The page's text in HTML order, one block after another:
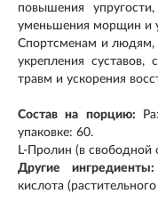
повышения
уменьшения морщин и
Спортсменам и людям,
укрепления суставов,
травм и ускорения
Состав на порцию:
упаковке: 60.
L‑Пролин (в
Другие ингредиенты:
кислота